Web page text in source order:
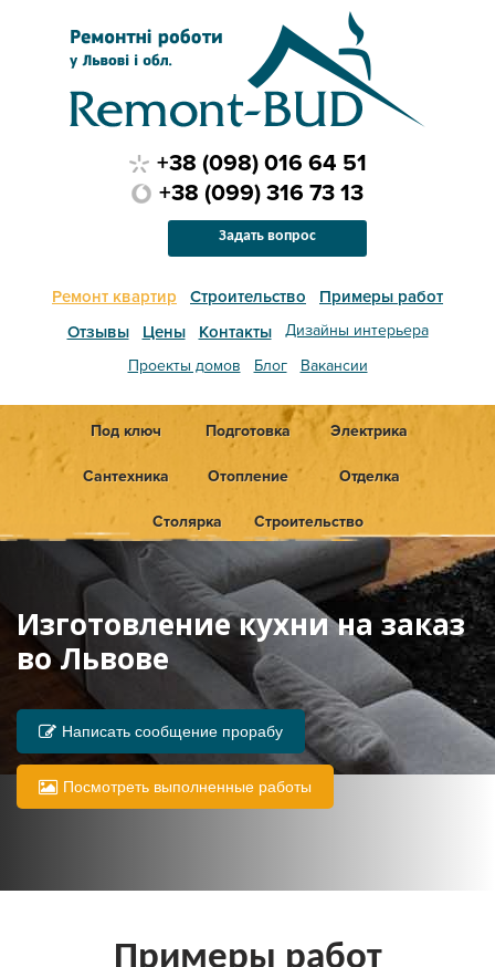
Ремонт квартир Строительство
Примеры работ
Отзывы
Цены Контакты
Дизайны интерьера
Проекты домов
Блог Вакансии
+38 (098) 016 64 51
+38 (099) 316 73 13
Задать вопрос
Под ключ Подготовка Электрика
Сантехника Отопление Отделка
Столярка Строительство
Изготовление кухни на заказ
во Львове
Написать сообщение прорабу
Посмотреть выполненные работы
Примеры работ